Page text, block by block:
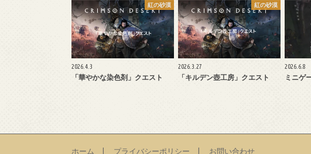
紅の砂漠
2026.4.3
「華やかな染色剤」クエスト
紅の砂漠
2026.3.27
「キルデン壺工房」クエスト
2026.6.8
ミニゲ
ホーム プライバシーポリシー お問い合わせ